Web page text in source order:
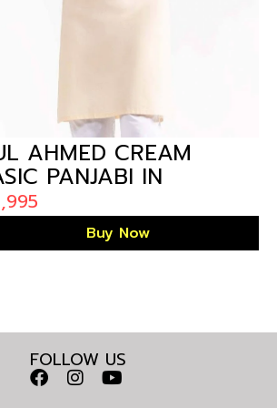
AHMED SKY SEMI
KURTA IN
BANGLADESH
1458 Buy Now
FOLLOW US